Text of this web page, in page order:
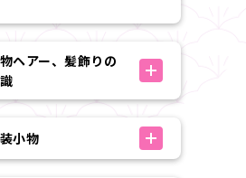
ヘアー、髪飾りの
小物